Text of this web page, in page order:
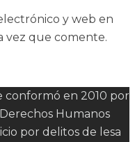
y web en
vez que comente.
conformó en 2010 por
Humanos
por delitos de lesa